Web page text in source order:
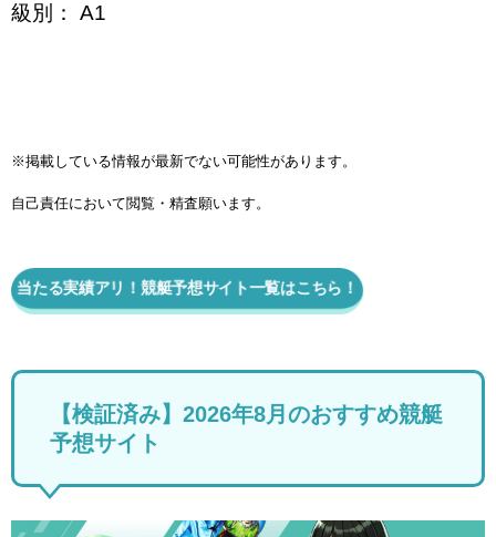
級別： A1
※掲載している情報が最新でない可能性があります。
自己責任において閲覧・精査願います。
当たる実績アリ！競艇予想サイト一覧はこちら！
【検証済み】2026年8月のおすすめ競艇
予想サイト